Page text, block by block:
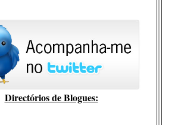
Directórios de Blogues: